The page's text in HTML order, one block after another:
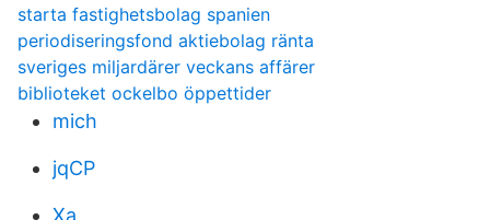
starta fastighetsbolag spanien
periodiseringsfond aktiebolag ränta
sveriges miljardärer veckans affärer
biblioteket ockelbo öppettider
mich
jqCP
Xa